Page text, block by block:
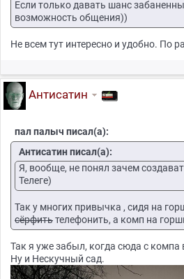
Если только давать шанс
возможность общения))
Не всем тут интересно и удобно. По
Антисатин
пал палыч писал(а):
Антисатин писал(а):
Я, вообще, не понял зачем
Телеге)
Так у многих привычка , сидя на
сёрфитьтелефонить, а комп на
Так я уже забыл, когда сюда с компа
Ну и Нескучный сад.